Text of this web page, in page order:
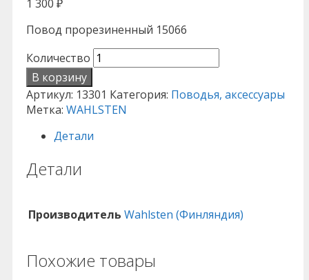
1 300 ₽
Повод прорезиненный 15066
Количество
В корзину
Артикул: 13301 Категория: Поводья, аксессуары
Метка: WAHLSTEN
Детали
Детали
Производитель Wahlsten (Финляндия)
Похожие товары